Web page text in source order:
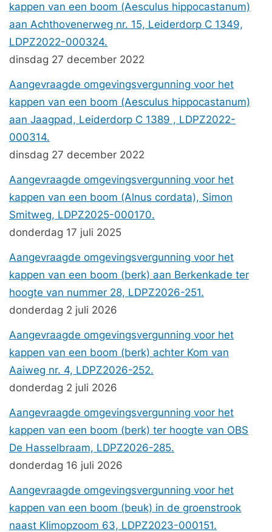
kappen van een boom (Aesculus hippocastanum)
aan Achthovenerweg nr. 15, Leiderdorp C 1349,
LDPZ2022-000324.
dinsdag 27 december 2022
Aangevraagde omgevingsvergunning voor het
kappen van een boom (Aesculus hippocastanum)
aan Jaagpad, Leiderdorp C 1389 , LDPZ2022-
000314.
dinsdag 27 december 2022
Aangevraagde omgevingsvergunning voor het
kappen van een boom (Alnus cordata), Simon
Smitweg, LDPZ2025-000170.
donderdag 17 juli 2025
Aangevraagde omgevingsvergunning voor het
kappen van een boom (berk) aan Berkenkade ter
hoogte van nummer 28, LDPZ2026-251.
donderdag 2 juli 2026
Aangevraagde omgevingsvergunning voor het
kappen van een boom (berk) achter Kom van
Aaiweg nr. 4, LDPZ2026-252.
donderdag 2 juli 2026
Aangevraagde omgevingsvergunning voor het
kappen van een boom (berk) ter hoogte van OBS
De Hasselbraam, LDPZ2026-285.
donderdag 16 juli 2026
Aangevraagde omgevingsvergunning voor het
kappen van een boom (beuk) in de groenstrook
naast Klimopzoom 63, LDPZ2023-000151.